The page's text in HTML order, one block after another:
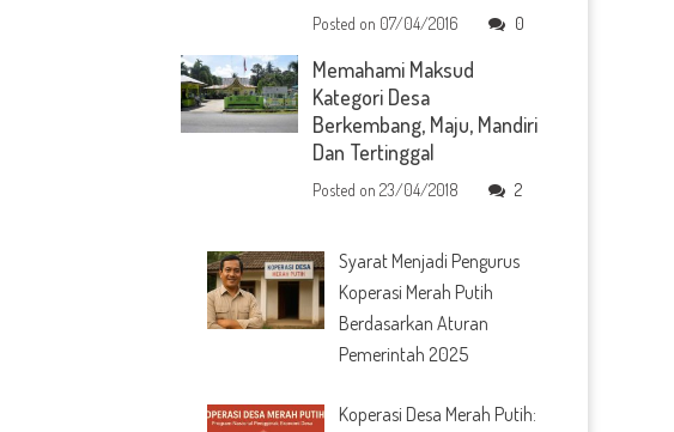
Posted on 07/04/2016 0
Memahami Maksud
Kategori Desa
Berkembang, Maju, Mandiri
Dan Tertinggal
Posted on23/04/2018 2
Syarat Menjadi Pengurus
Koperasi Merah Putih
Berdasarkan Aturan
Pemerintah 2025
Koperasi Desa Merah Putih: